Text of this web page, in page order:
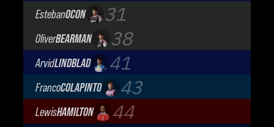
Visa Cash App Racing Bulls
EstebanOCON 31
TGR Haas F1 Team
OliverBEARMAN 38
TGR Haas F1 Team
ArvidLINDBLAD 41
Visa Cash App Racing Bulls
FrancoCOLAPINTO 43
BWT Alpine Formula One Team
LewisHAMILTON 44